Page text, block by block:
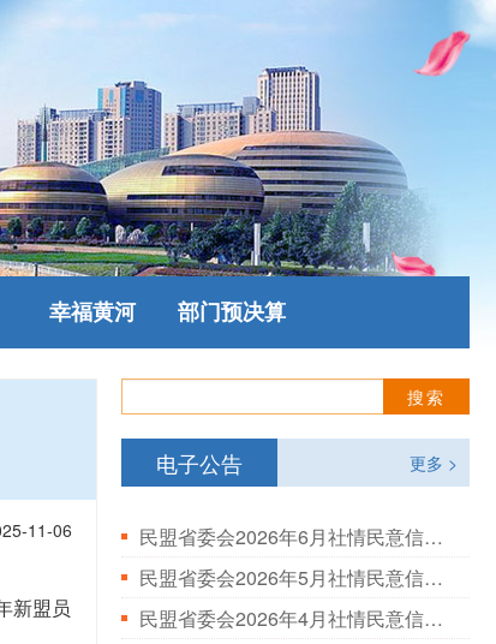
幸福黄河 部门预决算
11-06
新盟员
电子公告 更多 >
民盟省委会2026年6月社情民意信息情况通报
民盟省委会2026年5月社情民意信息情况通报
民盟省委会2026年4月社情民意信息情况通报